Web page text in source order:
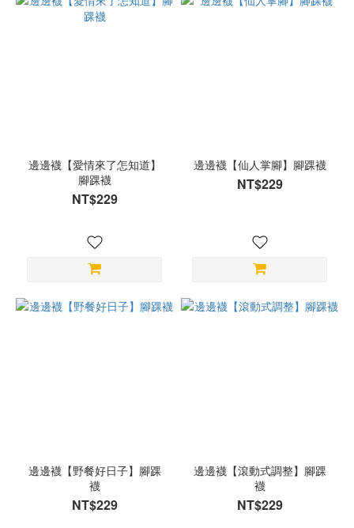
邊邊襪【愛情來了怎知道】
腳踝襪
NT$229
邊邊襪【仙人掌腳】腳踝襪
NT$229
邊邊襪【野餐好日子】腳踝
襪
NT$229
邊邊襪【滾動式調整】腳踝
襪
NT$229